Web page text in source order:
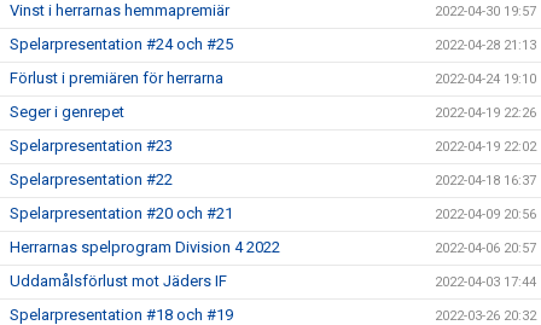
Vinst i herrarnas hemmapremiär 2022-04-30 19:57
Spelarpresentation #24 och #25 2022-04-28 21:13
Förlust i premiären för herrarna 2022-04-24 19:10
Seger i genrepet 2022-04-19 22:26
Spelarpresentation #23 2022-04-19 22:02
Spelarpresentation #22 2022-04-18 16:37
Spelarpresentation #20 och #21 2022-04-09 20:56
Herrarnas spelprogram Division 4 2022 2022-04-06 20:57
Uddamålsförlust mot Jäders IF 2022-04-03 17:44
Spelarpresentation #18 och #19 2022-03-26 20:32